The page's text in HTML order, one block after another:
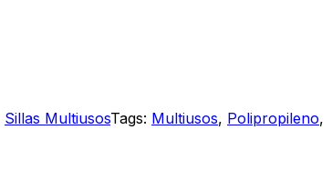
Sillas MultiusosTags: Multiusos, Polipropileno,